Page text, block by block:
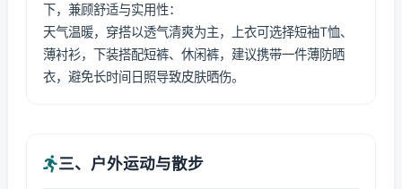
下，兼顾舒适与实用性：
天气温暖，穿搭以透气清爽为主，上衣可选择短袖T恤、
薄衬衫，下装搭配短裤、休闲裤，建议携带一件薄防晒
衣，避免长时间日照导致皮肤晒伤。
三、户外运动与散步